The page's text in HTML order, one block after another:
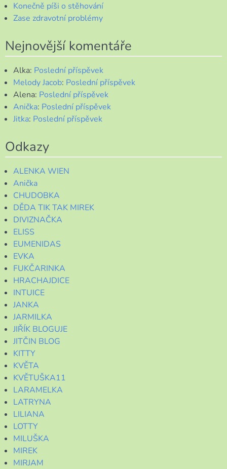
Konečně píši o stěhování
Zase zdravotní problémy
Nejnovější komentáře
Alka: Poslední příspěvek
Melody Jacob: Poslední příspěvek
Alena: Poslední příspěvek
Anička: Poslední příspěvek
Jitka: Poslední příspěvek
Odkazy
ALENKA WIEN
Anička
CHUDOBKA
DĚDA TIK TAK MIREK
DIVIZNAČKA
ELISS
EUMENIDAS
EVKA
FUKČARINKA
HRACHAJDICE
INTUICE
JANKA
JARMILKA
JIŘÍK BLOGUJE
JITČIN BLOG
KITTY
KVĚTA
KVĚTUŠKA11
LARAMELKA
LATRYNA
LILIANA
LOTTY
MILUŠKA
MIREK
MIRJAM